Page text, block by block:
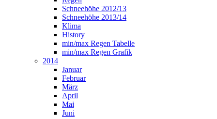
Schneehöhe 2012/13
Schneehöhe 2013/14
Klima
History
min/max Regen Tabelle
min/max Regen Grafik
2014
Januar
Februar
März
April
Mai
Juni